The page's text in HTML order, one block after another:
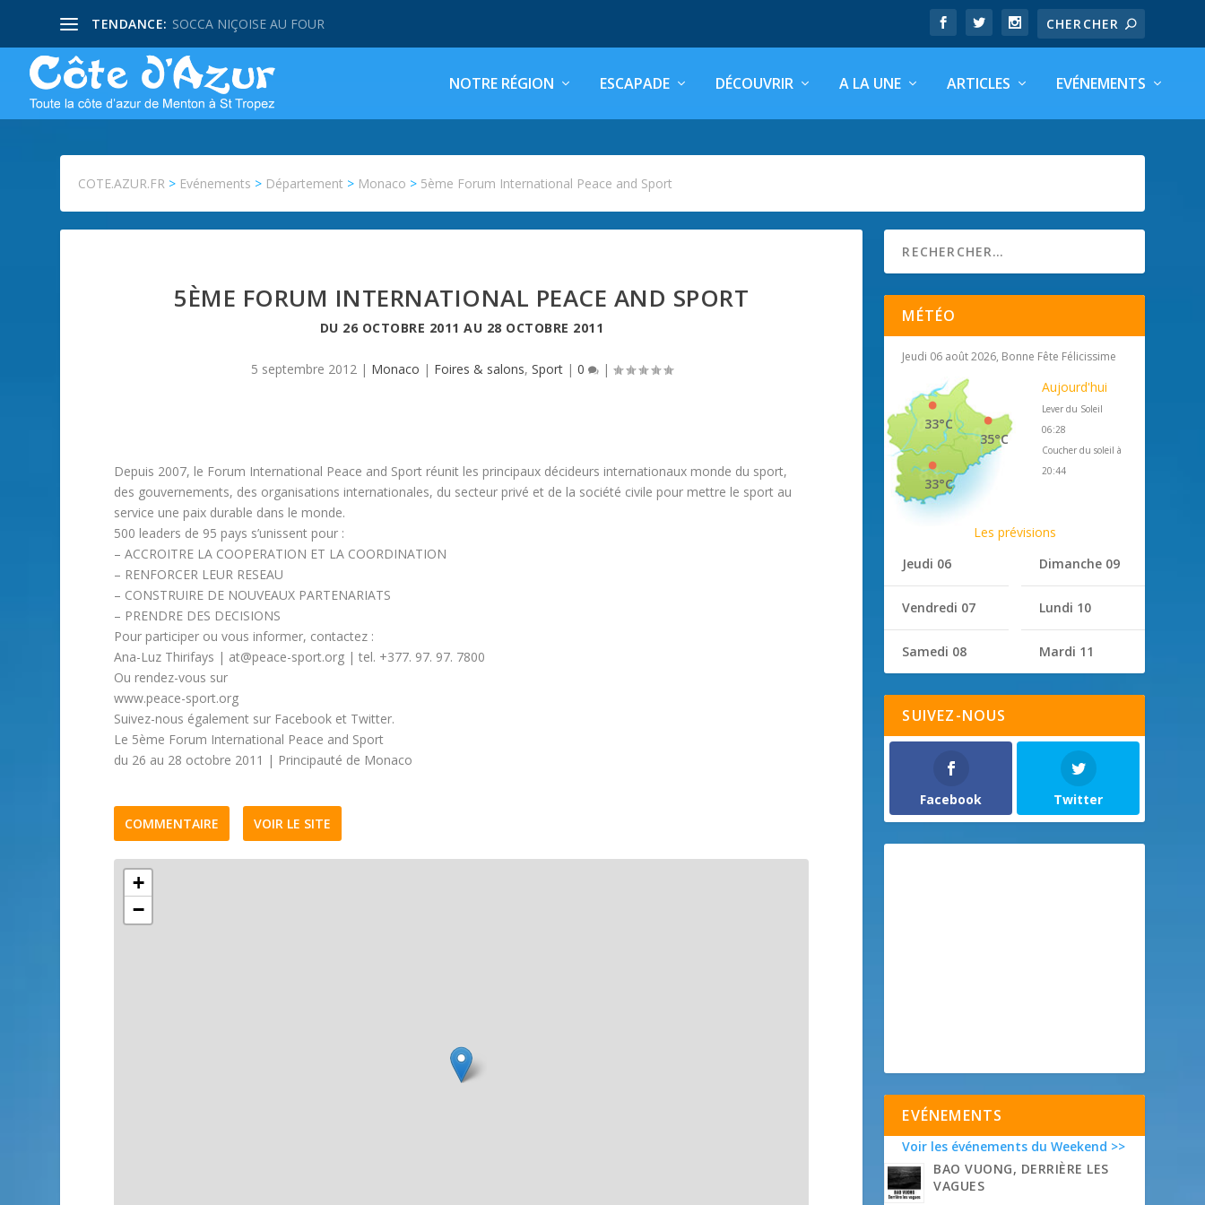
TENDANCE: SOCCA NIÇOISE AU FOUR
NOTRE RÉGION ESCAPADE DÉCOUVRIR A LA UNE ARTICLES EVÉNEMENTS
COTE.AZUR.FR > Evénements > Département > Monaco > 5ème Forum International Peace and Sport
5ÈME FORUM INTERNATIONAL PEACE AND SPORT
DU 26 OCTOBRE 2011 AU 28 OCTOBRE 2011
5 septembre 2012| Monaco | Foires & salons, Sport| 0 |
Depuis 2007, le Forum International Peace and Sport réunit les principaux décideurs internationaux monde du sport,
des gouvernements, des organisations internationales, du secteur privé et de la société civile pour mettre le sport au
service une paix durable dans le monde.
500 leaders de 95 pays s’unissent pour :
– ACCROITRE LA COOPERATION ET LA COORDINATION
– RENFORCER LEUR RESEAU
– CONSTRUIRE DE NOUVEAUX PARTENARIATS
– PRENDRE DES DECISIONS
Pour participer ou vous informer, contactez :
Ana-Luz Thirifays | at@peace-sport.org | tel. +377. 97. 97. 7800
Ou rendez-vous sur
www.peace-sport.org
Suivez-nous également sur Facebook et Twitter.
Le 5ème Forum International Peace and Sport
du 26 au 28 octobre 2011 | Principauté de Monaco
COMMENTAIRE VOIR LE SITE
+
−
MÉTÉO
Jeudi 06 août 2026, Bonne Fête Félicissime
35°C
33°C
33°C
Aujourd'hui
Lever du Soleil
06:28
Coucher du soleil à
20:44
Les prévisions
Jeudi 06
Vendredi 07
Samedi 08
Dimanche 09
Lundi 10
Mardi 11
SUIVEZ-NOUS
Facebook Twitter
EVÉNEMENTS
Voir les événements du Weekend >>
BAO VUONG, DERRIÈRE LES
VAGUES